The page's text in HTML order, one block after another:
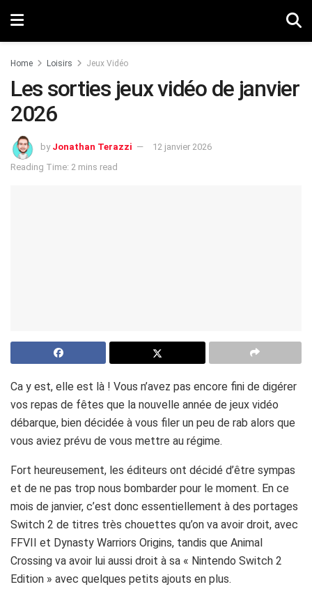
Home Loisirs Jeux Vidéo
Les sorties jeux vidéo de janvier
2026
by Jonathan Terazzi
12 janvier 2026
Reading Time: 2 mins read
Ca y est, elle est là ! Vous n’avez pas encore fini de digérer
vos repas de fêtes que la nouvelle année de jeux vidéo
débarque, bien décidée à vous filer un peu de rab alors que
vous aviez prévu de vous mettre au régime.
Fort heureusement, les éditeurs ont décidé d’être sympas
et de ne pas trop nous bombarder pour le moment. En ce
mois de janvier, c’est donc essentiellement à des portages
Switch 2 de titres très chouettes qu’on va avoir droit, avec
FFVII et Dynasty Warriors Origins, tandis que Animal
Crossing va avoir lui aussi droit à sa « Nintendo Switch 2
Edition » avec quelques petits ajouts en plus.